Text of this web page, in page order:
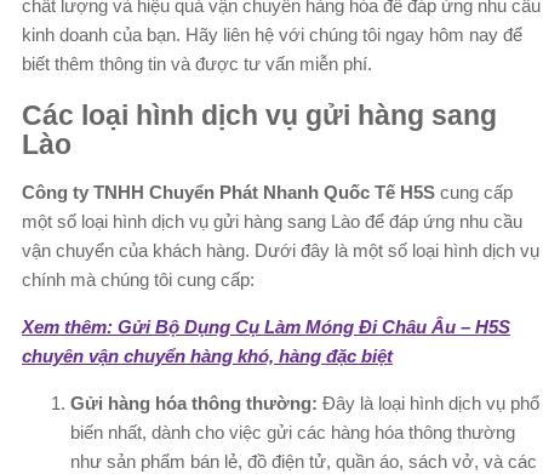
chất lượng và hiệu quả vận chuyển hàng hóa để đáp ứng nhu cầu
kinh doanh của bạn. Hãy liên hệ với chúng tôi ngay hôm nay để
biết thêm thông tin và được tư vấn miễn phí.
Các loại hình dịch vụ gửi hàng sang
Lào
Công ty TNHH Chuyển Phát Nhanh Quốc Tế H5S cung cấp
một số loại hình dịch vụ gửi hàng sang Lào để đáp ứng nhu cầu
vận chuyển của khách hàng. Dưới đây là một số loại hình dịch vụ
chính mà chúng tôi cung cấp:
Xem thêm: Gửi Bộ Dụng Cụ Làm Móng Đi Châu Âu – H5S
chuyên vận chuyển hàng khó, hàng đặc biệt
Gửi hàng hóa thông thường: Đây là loại hình dịch vụ phổ
biến nhất, dành cho việc gửi các hàng hóa thông thường
như sản phẩm bán lẻ, đồ điện tử, quần áo, sách vở, và các